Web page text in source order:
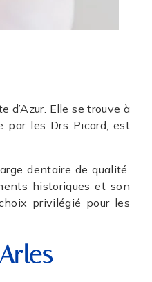
Elle se trouve à
par les Drs Picard, est
dentaire de qualité.
historiques et son
privilégié pour les